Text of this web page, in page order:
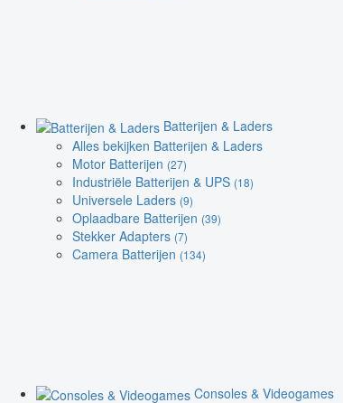
Batterijen & Laders
Alles bekijken Batterijen & Laders
Motor Batterijen (27)
Industriële Batterijen & UPS (18)
Universele Laders (9)
Oplaadbare Batterijen (39)
Stekker Adapters (7)
Camera Batterijen (134)
Consoles & Videogames